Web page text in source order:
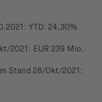
YTD: 24,30%
2021: EUR 239 Mio.
Stand 28/Okt/2021: